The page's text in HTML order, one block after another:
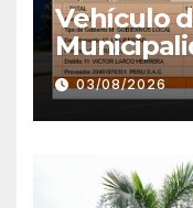
Vehículo
Larco
de
Clement
03/08/2026